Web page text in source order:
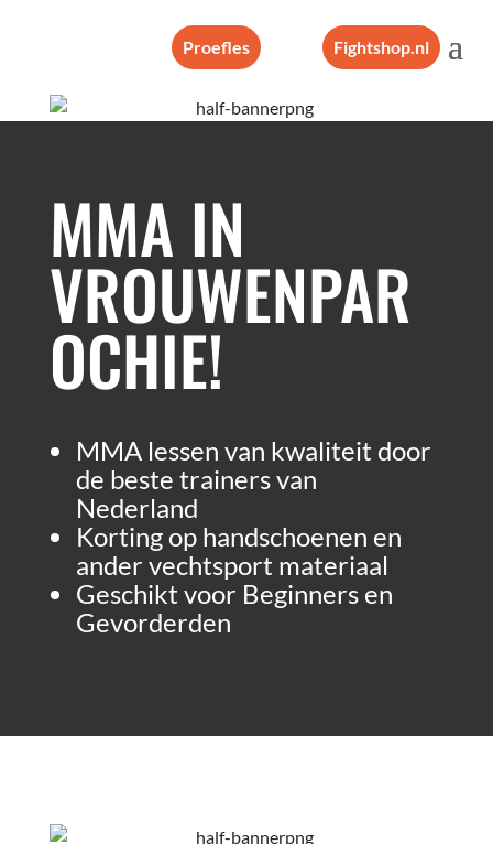
Proefles Fightshop.nl
MMA IN
VROUWENPAR
OCHIE!
MMA lessen van kwaliteit door
de beste trainers van
Nederland
Korting op handschoenen en
ander vechtsport materiaal
Geschikt voor Beginners en
Gevorderden